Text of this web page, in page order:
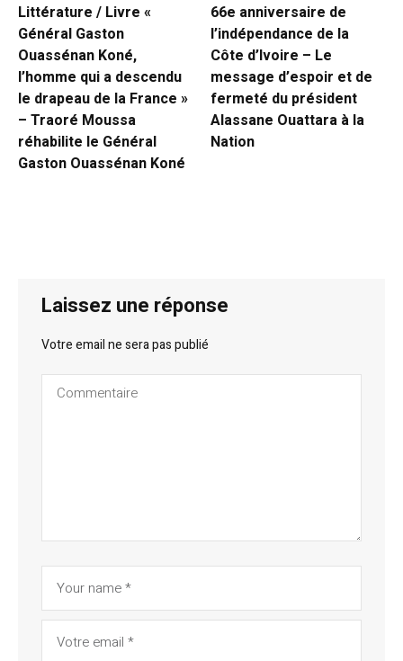
Littérature / Livre «
Général Gaston
Ouassénan Koné,
l’homme qui a descendu
le drapeau de la France »
– Traoré Moussa
réhabilite le Général
Gaston Ouassénan Koné
66e anniversaire de
l’indépendance de la
Côte d’Ivoire – Le
message d’espoir et de
fermeté du président
Alassane Ouattara à la
Nation
Laissez une réponse
Votre email ne sera pas publié